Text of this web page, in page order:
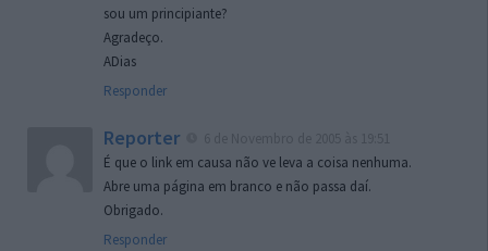
sou um principiante?
Agradeço.
ADias
Responder
Reporter
É que o link em causa não ve leva a coisa nenhuma.
Abre uma página em branco e não passa daí.
Obrigado.
Responder